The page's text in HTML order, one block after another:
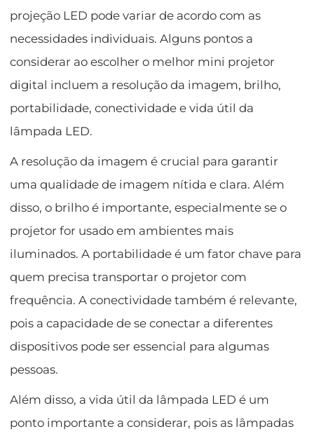
projeção LED pode variar de acordo com as
necessidades individuais. Alguns pontos a
considerar ao escolher o melhor mini projetor
digital incluem a resolução da imagem, brilho,
portabilidade, conectividade e vida útil da
lâmpada LED.
A resolução da imagem é crucial para garantir
uma qualidade de imagem nítida e clara. Além
disso, o brilho é importante, especialmente se o
projetor for usado em ambientes mais
iluminados. A portabilidade é um fator chave para
quem precisa transportar o projetor com
frequência. A conectividade também é relevante,
pois a capacidade de se conectar a diferentes
dispositivos pode ser essencial para algumas
pessoas.
Além disso, a vida útil da lâmpada LED é um
ponto importante a considerar, pois as lâmpadas